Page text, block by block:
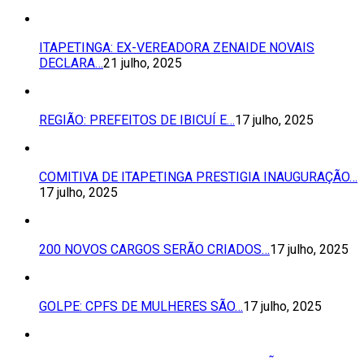
ITAPETINGA: EX-VEREADORA ZENAIDE NOVAIS
DECLARA…21 julho, 2025
REGIÃO: PREFEITOS DE IBICUÍ E…17 julho, 2025
COMITIVA DE ITAPETINGA PRESTIGIA INAUGURAÇÃO…
17 julho, 2025
200 NOVOS CARGOS SERÃO CRIADOS…17 julho, 2025
GOLPE: CPFS DE MULHERES SÃO…17 julho, 2025